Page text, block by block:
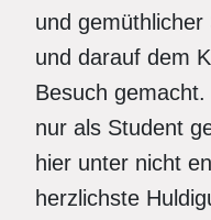
und
und darauf dem
Besuch
nur als Student
hier unter nicht
herzlichste